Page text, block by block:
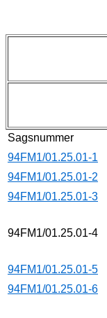
Sagsnummer
94FM1/01.25.01-1
94FM1/01.25.01-2
94FM1/01.25.01-3
94FM1/01.25.01-4
94FM1/01.25.01-5
94FM1/01.25.01-6